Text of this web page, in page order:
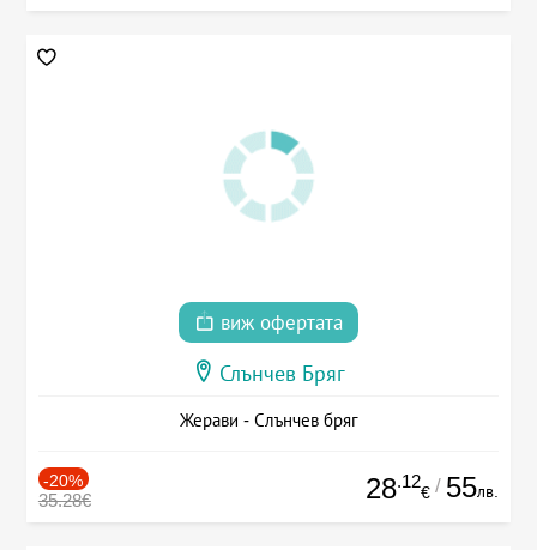
виж офертата
Слънчев Бряг
Жерави - Слънчев бряг
-20%
35.28€ 28.12
€ / 55лв.